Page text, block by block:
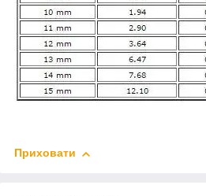
Приховати